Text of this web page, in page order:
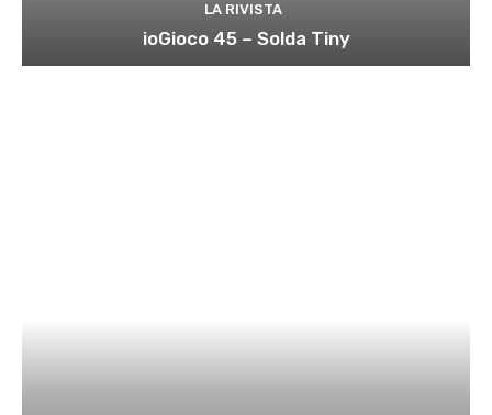
LA RIVISTA
ioGioco 45 – Solda Tiny